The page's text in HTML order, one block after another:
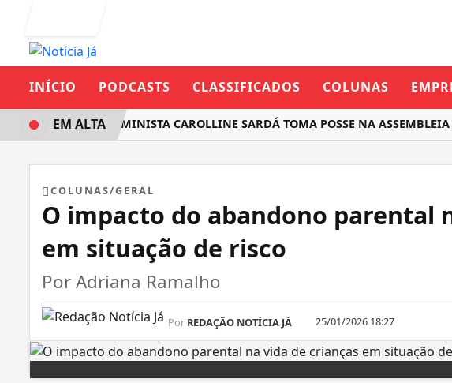
INÍCIO PODCASTS CLASSIFICADOS COLUNAS
DEPUTADA FEMINISTA CAROLLINE SARDÁ TOMA POSSE NA
EM ALTA
COLUNAS/GERAL
O impacto do abandono parental
em situação de risco
Por Adriana Ramalho
Por REDAÇÃO NOTÍCIA JÁ 25/01/2026 18:27